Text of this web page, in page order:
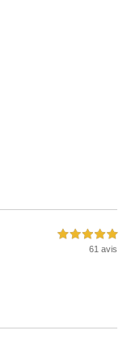
5,0 étoiles sur 5
61 avis